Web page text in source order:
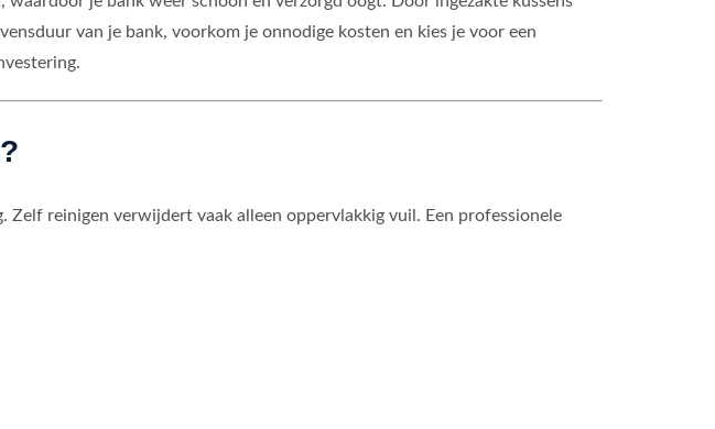
van je bank, voorkom je onnodige kosten en kies je voor een
reinigen verwijdert vaak alleen oppervlakkig vuil. Een professionele